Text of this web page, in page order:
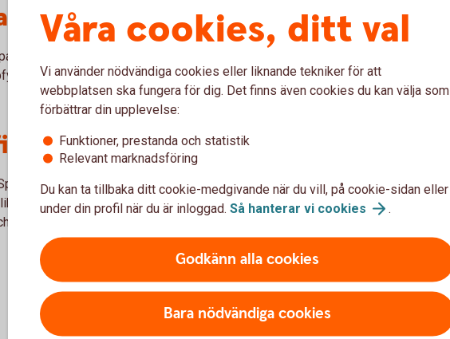
internetbanken för privatkunder i Sverige och
kraven enligt lag (2023:254) om vissa produkters
digitala lösningar förlitar sig på
och webbplatser för att fungera med särskilda
eventuella hjälpmedel eller plugins. Exempel på
Våra cookies, ditt val
Vi använder nödvändiga cookies eller liknande tekniker för att
webbplatsen ska fungera för dig. Det finns även cookies du kan välja som
förbättrar din upplevelse:
Funktioner, prestanda och statistik
Relevant marknadsföring
Du kan ta tillbaka ditt cookie-medgivande när du vill, på cookie-sidan eller
under din profil när du är inloggad. Så hanterar vi cookies .
Godkänn alla cookies
Bara nödvändiga cookies